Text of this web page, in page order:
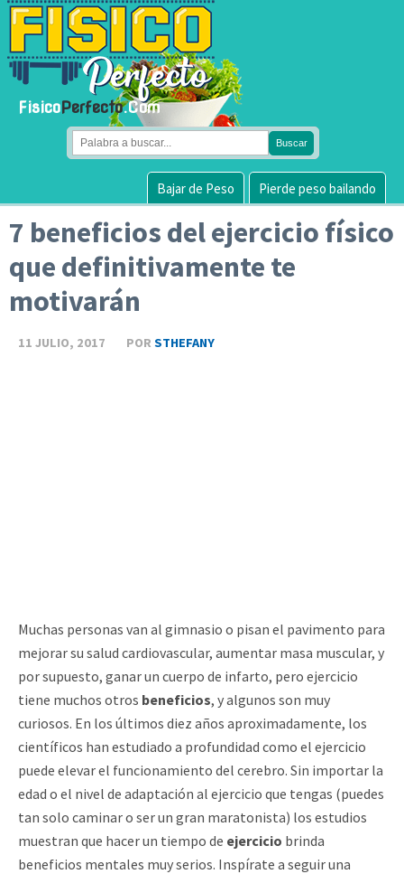
FisicoPerfecto.Com
Bajar de Peso Pierde peso bailando
7 beneficios del ejercicio físico
que definitivamente te
motivarán
11 JULIO, 2017 POR STHEFANY
Muchas personas van al gimnasio o pisan el pavimento para
mejorar su salud cardiovascular, aumentar masa muscular, y
por supuesto, ganar un cuerpo de infarto, pero ejercicio
tiene muchos otros beneficios, y algunos son muy
curiosos. En los últimos diez años aproximadamente, los
científicos han estudiado a profundidad como el ejercicio
puede elevar el funcionamiento del cerebro. Sin importar la
edad o el nivel de adaptación al ejercicio que tengas (puedes
tan solo caminar o ser un gran maratonista) los estudios
muestran que hacer un tiempo de ejercicio brinda
beneficios mentales muy serios. Inspírate a seguir una